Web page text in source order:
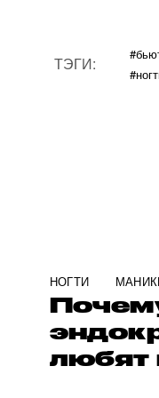
ТЭГИ:
НОГТИ
любят